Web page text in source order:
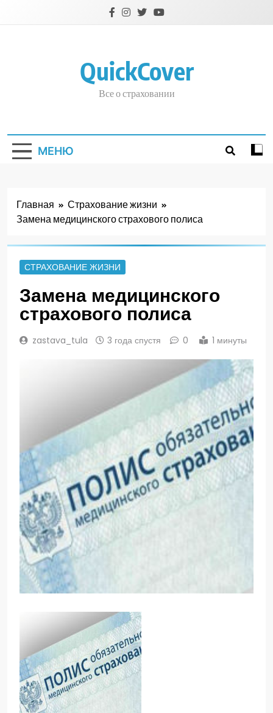
QuickCover
Все о страховании
МЕНЮ
Главная
Страхование жизни
Замена медицинского страхового полиса
СТРАХОВАНИЕ ЖИЗНИ
Замена медицинского
страхового полиса
zastava_tula 3 года спустя 0 1 минуты